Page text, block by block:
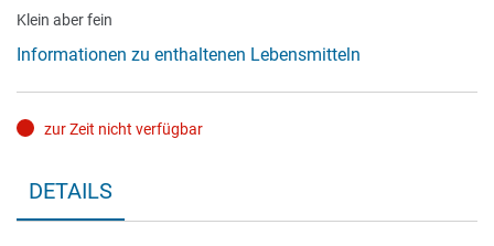
Bildergalerie
Klein aber fein
Informationen zu enthaltenen Lebensmitteln
zur Zeit nicht verfügbar
DETAILS